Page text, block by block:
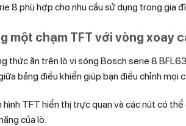
8 phù hợp cho nhu cầu sử dụng trong gia
một chạm TFT với vòng xoay
thức ăn trên lò vi sóng Bosch serie 8
bảng điều khiển giúp bạn điều chỉnh mọi
TFT hiển thị trực quan và các nút có
của lò.